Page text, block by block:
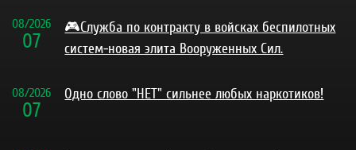
07
08/2026
🎮Служба по контракту в войсках беспилотных
систем-новая элита Вооруженных Сил.
07
08/2026 Одно слово "НЕТ" сильнее любых наркотиков!